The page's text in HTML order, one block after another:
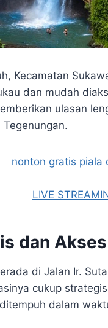
Kecamatan
dan mudah
ulasan
dan
di Jalan Ir.
cukup
dalam